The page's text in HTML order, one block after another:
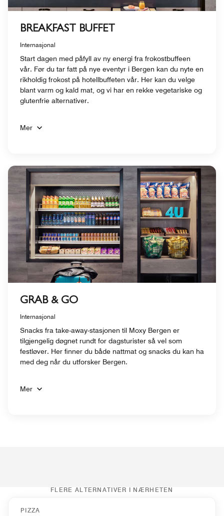
BREAKFAST BUFFET
Internasjonal
Start dagen med påfyll av ny energi fra frokostbuffeen
vår. Før du tar fatt på nye eventyr i Bergen kan du nyte en
rikholdig frokost på hotellbuffeten vår. Her kan du velge
blant varm og kald mat, og vi har en rekke vegetariske og
glutenfrie alternativer.
Mer
GRAB & GO
Internasjonal
Snacks fra take-away-stasjonen til Moxy Bergen er
tilgjengelig døgnet rundt for dagsturister så vel som
festløver. Her finner du både nattmat og snacks du kan ha
med deg når du utforsker Bergen.
Mer
FLERE ALTERNATIVER I NÆRHETEN
PIZZA